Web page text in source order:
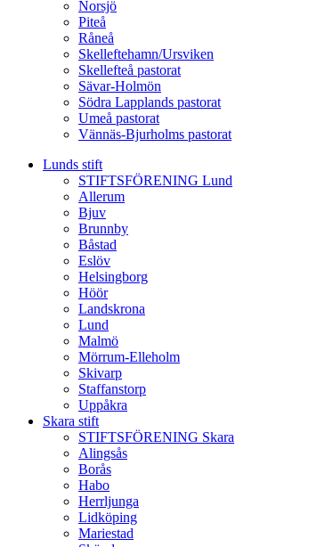
Norsjö
Piteå
Råneå
Skelleftehamn/Ursviken
Skellefteå pastorat
Sävar-Holmön
Södra Lapplands pastorat
Umeå pastorat
Vännäs-Bjurholms pastorat
Lunds stift
STIFTSFÖRENING Lund
Allerum
Bjuv
Brunnby
Båstad
Eslöv
Helsingborg
Höör
Landskrona
Lund
Malmö
Mörrum-Elleholm
Skivarp
Staffanstorp
Uppåkra
Skara stift
STIFTSFÖRENING Skara
Alingsås
Borås
Habo
Herrljunga
Lidköping
Mariestad